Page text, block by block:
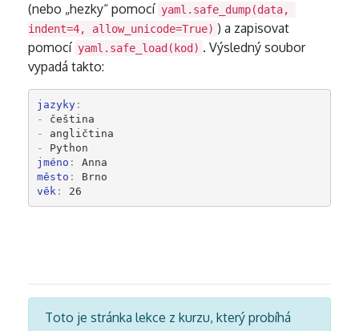
(nebo „hezky“ pomocí yaml.safe_dump(data,
indent=4, allow_unicode=True) ) a zapisovat
pomocí yaml.safe_load(kod) . Výsledný soubor
vypadá takto:
jazyky:
-
čeština
-
angličtina
-
Python
jméno :
Anna
město :
Brno
věk : 26
Toto je stránka lekce z kurzu, který probíhá